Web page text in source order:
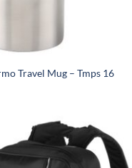
Travel Mug – Tmps 16